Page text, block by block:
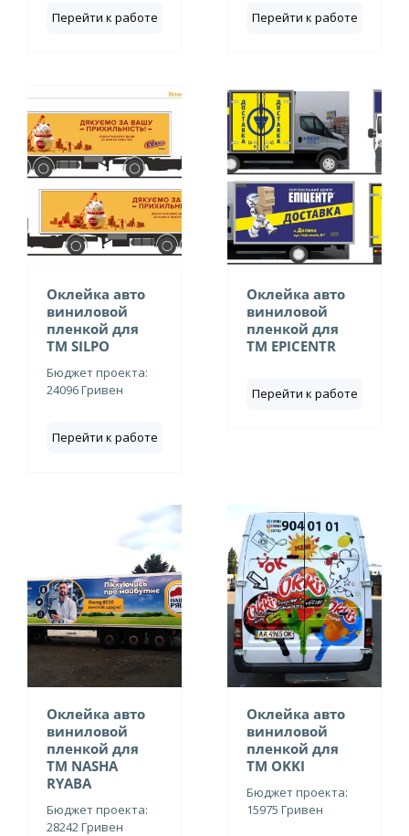
Перейти к работе Перейти к работе
Оклейка авто
виниловой
пленкой для
ТМ SILPO
Бюджет проекта:
24096 Гривен
Перейти к работе
Оклейка авто
виниловой
пленкой для
ТМ EPICENTR
Перейти к работе
Оклейка авто
виниловой
пленкой для
ТМ NASHA
RYABA
Бюджет проекта:
28242 Гривен
Оклейка авто
виниловой
пленкой для
ТМ OKKI
Бюджет проекта:
15975 Гривен